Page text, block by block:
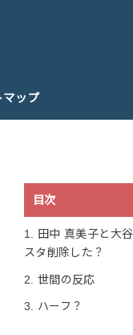
マップ
目次
1.
田中 真美子と大
スタ削除した？
2. 世間の反応
3. ハーフ？